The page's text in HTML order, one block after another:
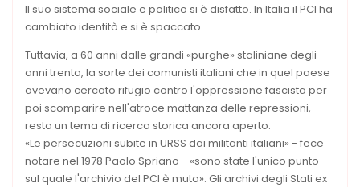
Il suo sistema sociale e politico si è disfatto. In Italia il PCI ha
cambiato identità e si è spaccato.
Tuttavia, a 60 anni dalle grandi «purghe» staliniane degli
anni trenta, la sorte dei comunisti italiani che in quel paese
avevano cercato rifugio contro l'oppressione fascista per
poi scomparire nell'atroce mattanza delle repressioni,
resta un tema di ricerca storica ancora aperto.
«Le persecuzioni subite in URSS dai militanti italiani» - fece
notare nel 1978 Paolo Spriano - «sono state l'unico punto
sul quale l'archivio del PCI è muto». Gli archivi degli Stati ex